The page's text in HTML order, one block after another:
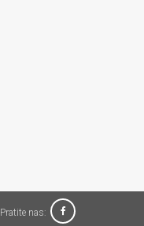
Pratite nas: